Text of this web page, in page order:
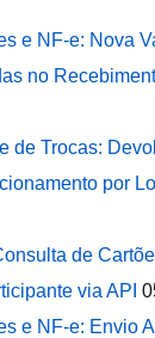
e NF-e: Nova
no
de Trocas:
por
de
via API
e NF-e: Envio